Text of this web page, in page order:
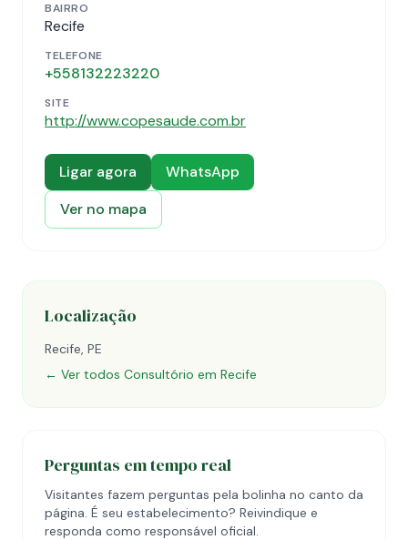
BAIRRO
Recife
TELEFONE
+558132223220
SITE
http://www.copesaude.com.br
Ligar agora
WhatsApp
Ver no mapa
Localização
Recife, PE
← Ver todos Consultório em Recife
Perguntas em tempo real
Visitantes fazem perguntas pela bolinha no canto da
página. É seu estabelecimento? Reivindique e
responda como responsável oficial.